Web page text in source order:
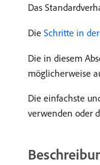
Das
Die Schritte in
Die in diesem
möglicherweise
Die einfachste
verwenden oder